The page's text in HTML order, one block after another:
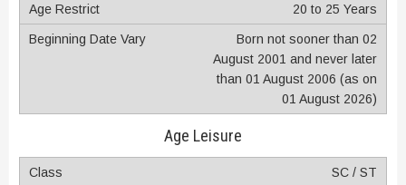
20 to 25 Years
Born not sooner than 02
August 2001 and never later
than 01 August 2006 (as on
01 August 2026)
Age Leisure
SC / ST